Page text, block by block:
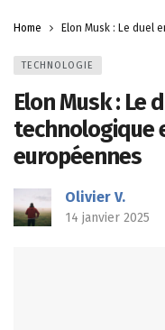
Home Elon Musk : Le duel
TECHNOLOGIE
Elon Musk : Le
technologique
européennes
Olivier V.
14 janvier 2025